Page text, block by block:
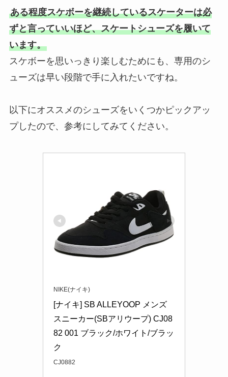
ある程度スケボーを継続しているスケーターは必
ずと言っていいほど、スケートシューズを履いて
います。
スケボーを思いっきり楽しむためにも、専用のシ
ューズは早い段階で手に入れたいですね。
以下にオススメのシューズをいくつかピックアッ
プしたので、参考にしてみてください。
NIKE(ナイキ)
[ナイキ] SB ALLEYOOP メンズ
スニーカー(SBアリウープ) CJ08
82 001 ブラック/ホワイト/ブラッ
ク
CJ0882